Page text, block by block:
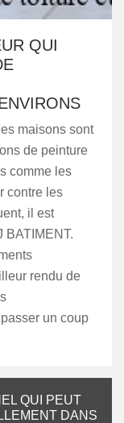
QUI
maisons sont
de peinture
comme les
contre les
il est
BATIMENT.
rendu de
un coup
QUI PEUT
DANS